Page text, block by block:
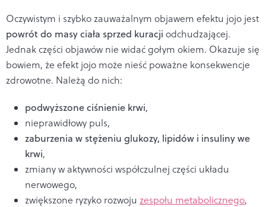
Oczywistym i szybko zauważalnym objawem efektu jojo jest
powrót do masy ciała sprzed kuracji odchudzającej.
Jednak części objawów nie widać gołym okiem. Okazuje się
bowiem, że efekt jojo może nieść poważne konsekwencje
zdrowotne. Należą do nich:
podwyższone ciśnienie krwi,
nieprawidłowy puls,
zaburzenia w stężeniu glukozy, lipidów i insuliny we
krwi,
zmiany w aktywności współczulnej części układu
nerwowego,
zwiększone ryzyko rozwoju zespołu metabolicznego,